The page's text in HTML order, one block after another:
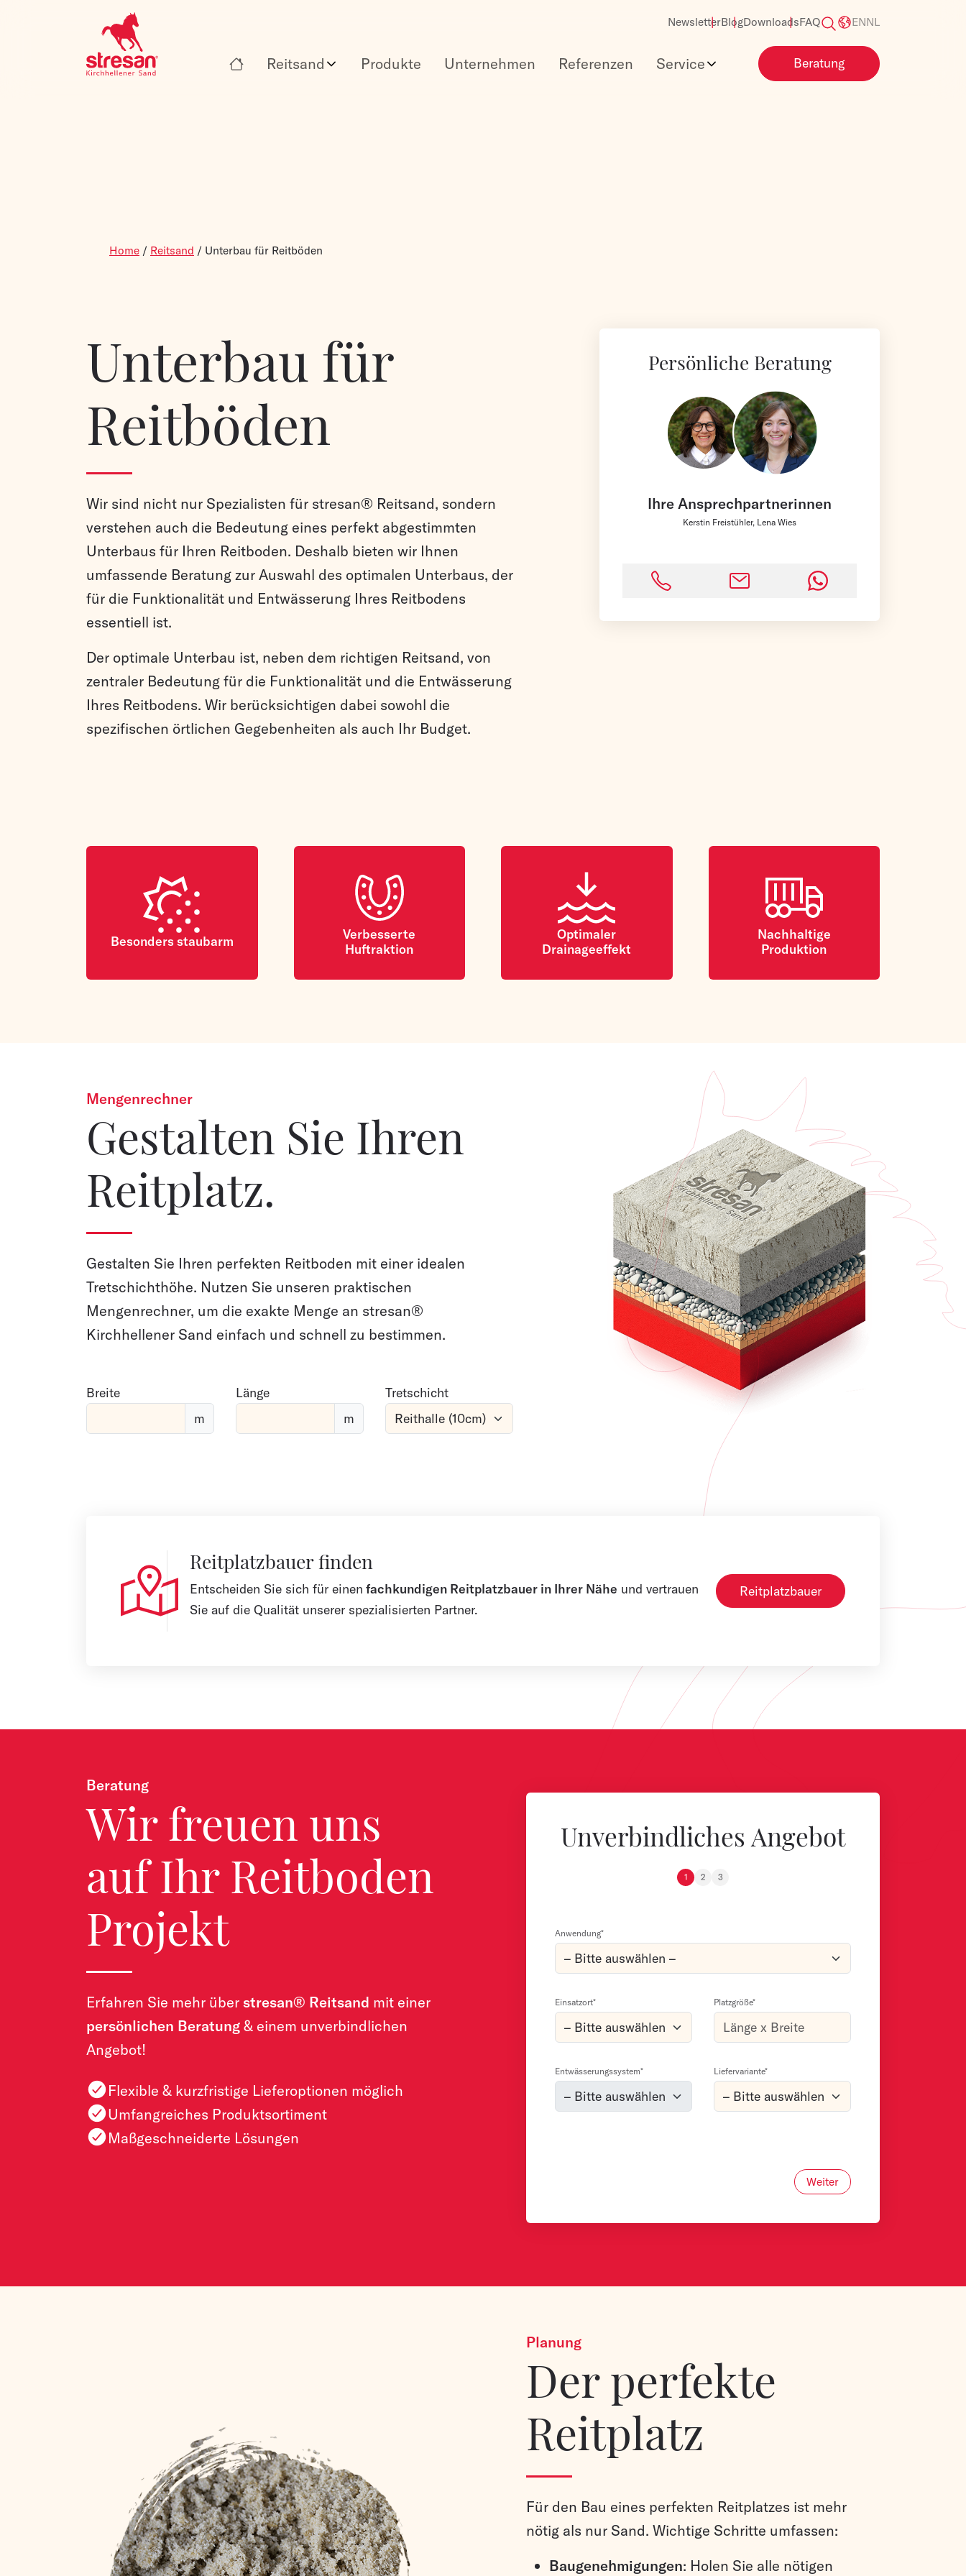
NewsletterBlogDownloadsFAQ ENNL
Reitsand Produkte Unternehmen Referenzen Service Beratung
Home / Reitsand / Unterbau für Reitböden
Unterbau für
Reitböden
Wir sind nicht nur Spezialisten für stresan® Reitsand, sondern
verstehen auch die Bedeutung eines perfekt abgestimmten
Unterbaus für Ihren Reitboden. Deshalb bieten wir Ihnen
umfassende Beratung zur Auswahl des optimalen Unterbaus, der
für die Funktionalität und Entwässerung Ihres Reitbodens
essentiell ist.
Der optimale Unterbau ist, neben dem richtigen Reitsand, von
zentraler Bedeutung für die Funktionalität und die Entwässerung
Ihres Reitbodens. Wir berücksichtigen dabei sowohl die
spezifischen örtlichen Gegebenheiten als auch Ihr Budget.
Persönliche Beratung
Ihre Ansprechpartnerinnen
Kerstin Freistühler, Lena Wies
Besonders staubarm
Verbesserte
Huftraktion
Optimaler
Drainageeffekt
Nachhaltige
Produktion
Mengenrechner
Gestalten Sie Ihren
Reitplatz.
Gestalten Sie Ihren perfekten Reitboden mit einer idealen
Tretschichthöhe. Nutzen Sie unseren praktischen
Mengenrechner, um die exakte Menge an stresan®
Kirchhellener Sand einfach und schnell zu bestimmen.
Breite
m
Länge
m
Tretschicht
Reitplatzbauer finden
Entscheiden Sie sich für einen fachkundigen Reitplatzbauer in Ihrer Nähe und vertrauen
Sie auf die Qualität unserer spezialisierten Partner.
Reitplatzbauer
Beratung
Wir freuen uns
auf Ihr Reitboden
Projekt
Erfahren Sie mehr über stresan® Reitsand mit einer
persönlichen Beratung & einem unverbindlichen
Angebot!
Flexible & kurzfristige Lieferoptionen möglich
Umfangreiches Produktsortiment
Maßgeschneiderte Lösungen
Unverbindliches Angebot
1 2 3
Anwendung*
Einsatzort* Platzgröße*
Entwässerungssystem* Liefervariante*
Weiter
Planung
Der perfekte
Reitplatz
Für den Bau eines perfekten Reitplatzes ist mehr
nötig als nur Sand. Wichtige Schritte umfassen:
Baugenehmigungen: Holen Sie alle nötigen